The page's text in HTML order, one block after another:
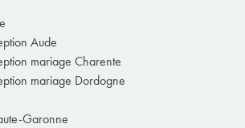
Aude
mariage Charente
mariage Dordogne
Garonne